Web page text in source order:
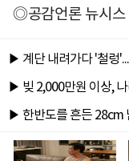
◎공감언론 뉴시스